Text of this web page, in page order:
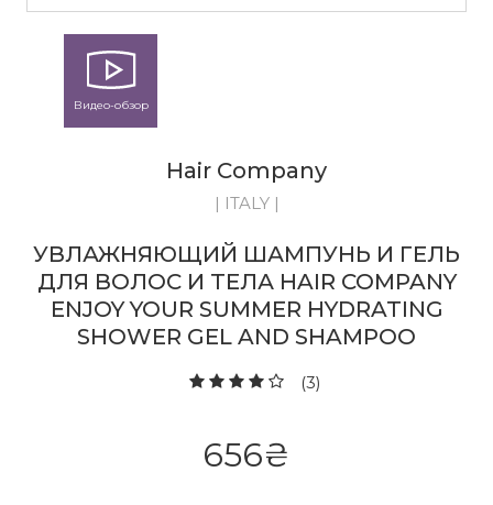
Видео-обзор
Hair Company
| ITALY |
УВЛАЖНЯЮЩИЙ ШАМПУНЬ И ГЕЛЬ
ДЛЯ ВОЛОС И ТЕЛА HAIR COMPANY
ENJOY YOUR SUMMER HYDRATING
SHOWER GEL AND SHAMPOO
(3)
656₴